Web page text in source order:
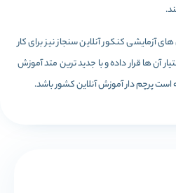
آزمایشی کنکور آنلاین سنجاز نیز برای کار
آن ها قرار داده و با جدید ترین متد آموزش
است پرچم دار آموزش آنلاین کشور باشد.